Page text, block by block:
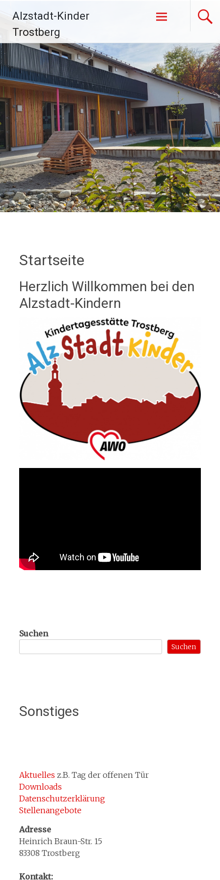
Inhalt
springen
Alzstadt-Kinder
Trostberg
Startseite
Herzlich Willkommen bei den
Alzstadt-Kindern
Suchen
Suchen
Sonstiges
Aktuelles z.B. Tag der offenen Tür
Downloads
Datenschutzerklärung
Stellenangebote
Adresse
Heinrich Braun-Str. 15
83308 Trostberg
Kontakt: